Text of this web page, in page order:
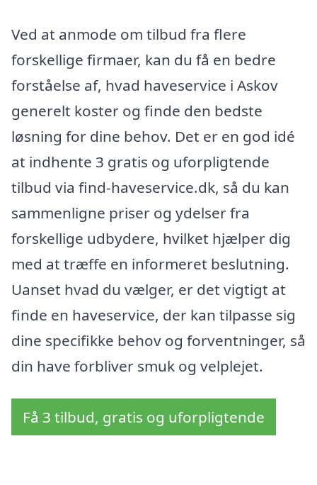
Ved at anmode om tilbud fra flere
forskellige firmaer, kan du få en bedre
forståelse af, hvad haveservice i Askov
generelt koster og finde den bedste
løsning for dine behov. Det er en god idé
at indhente 3 gratis og uforpligtende
tilbud via find-haveservice.dk, så du kan
sammenligne priser og ydelser fra
forskellige udbydere, hvilket hjælper dig
med at træffe en informeret beslutning.
Uanset hvad du vælger, er det vigtigt at
finde en haveservice, der kan tilpasse sig
dine specifikke behov og forventninger, så
din have forbliver smuk og velplejet.
Få 3 tilbud, gratis og uforpligtende